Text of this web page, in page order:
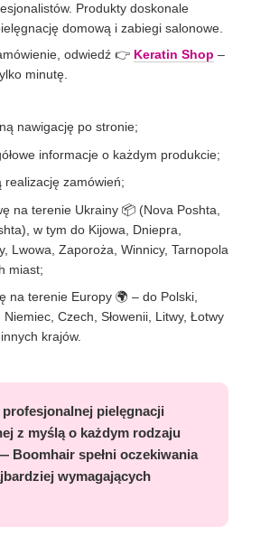
Produkty doskonale
domową i zabiegi salonowe.
odwiedź 👉 Keratin Shop –
minutę.
nawigację po stronie;
informacje o każdym produkcie;
realizację zamówień;
na terenie Ukrainy 📦 (Nova Poshta,
w tym do Kijowa, Dniepra,
Lwowa, Zaporoża, Winnicy, Tarnopola
miast;
na terenie Europy 🌍 – do Polski,
Niemiec, Czech, Słowenii, Litwy, Łotwy
krajów.
profesjonalnej pielęgnacji
z myślą o każdym rodzaju
Boomhair spełni oczekiwania
wymagających